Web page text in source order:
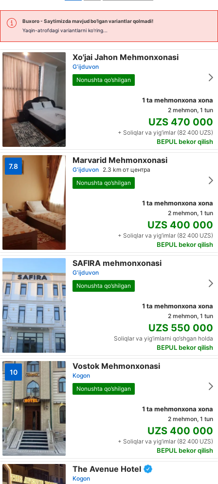
Buxoro- Saytimizda mavjud bo’lgan variantlar qolmadi!
Yaqin-atrofdagi variantlarni ko'ring...
Xo'jai Jahon Mehmonxonasi
G'ijduvon
Nonushta qo’shilgan
1 ta mehmonxona xona
2 mehmon, 1 tun
UZS 470 000
+ Soliqlar va yig‘imlar (82 400 UZS)
BEPUL bekor qilish
7.8
Marvarid Mehmonxonasi
G'ijduvon 2.3 km от центра
Nonushta qo’shilgan
1 ta mehmonxona xona
2 mehmon, 1 tun
UZS 400 000
+ Soliqlar va yig‘imlar (82 400 UZS)
BEPUL bekor qilish
SAFIRA mehmonxonasi
G'ijduvon
Nonushta qo’shilgan
1 ta mehmonxona xona
2 mehmon, 1 tun
UZS 550 000
Soliqlar va yig‘imlarni qo‘shgan holda
BEPUL bekor qilish
10
Vostok Mehmonxonasi
Kogon
Nonushta qo’shilgan
1 ta mehmonxona xona
2 mehmon, 1 tun
UZS 400 000
+ Soliqlar va yig‘imlar (82 400 UZS)
BEPUL bekor qilish
The Avenue Hotel
Kogon